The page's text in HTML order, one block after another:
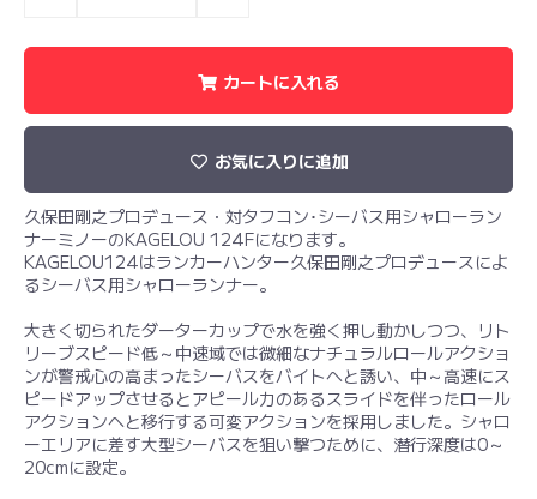
カートに入れる
お気に入りに追加
久保田剛之プロデュース・対タフコン･シーバス用シャローラン
ナーミノーのKAGELOU 124Fになります。
KAGELOU124はランカーハンター久保田剛之プロデュースによ
るシーバス用シャローランナー。
大きく切られたダーターカップで水を強く押し動かしつつ、リト
リーブスピード低～中速域では微細なナチュラルロールアクショ
ンが警戒心の高まったシーバスをバイトへと誘い、中～高速にス
ピードアップさせるとアピール力のあるスライドを伴ったロール
アクションへと移行する可変アクションを採用しました。シャロ
ーエリアに差す大型シーバスを狙い撃つために、潜行深度は0～
20cmに設定。